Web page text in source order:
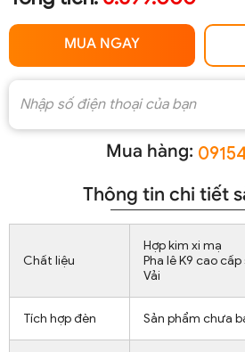
MUA NGAY
Mua hàng:
Thông tin chi tiết
Chất liệu
Hợp kim xi mạ
Pha lê K9 cao
Vải
Tích hợp đèn Sản phẩm chưa